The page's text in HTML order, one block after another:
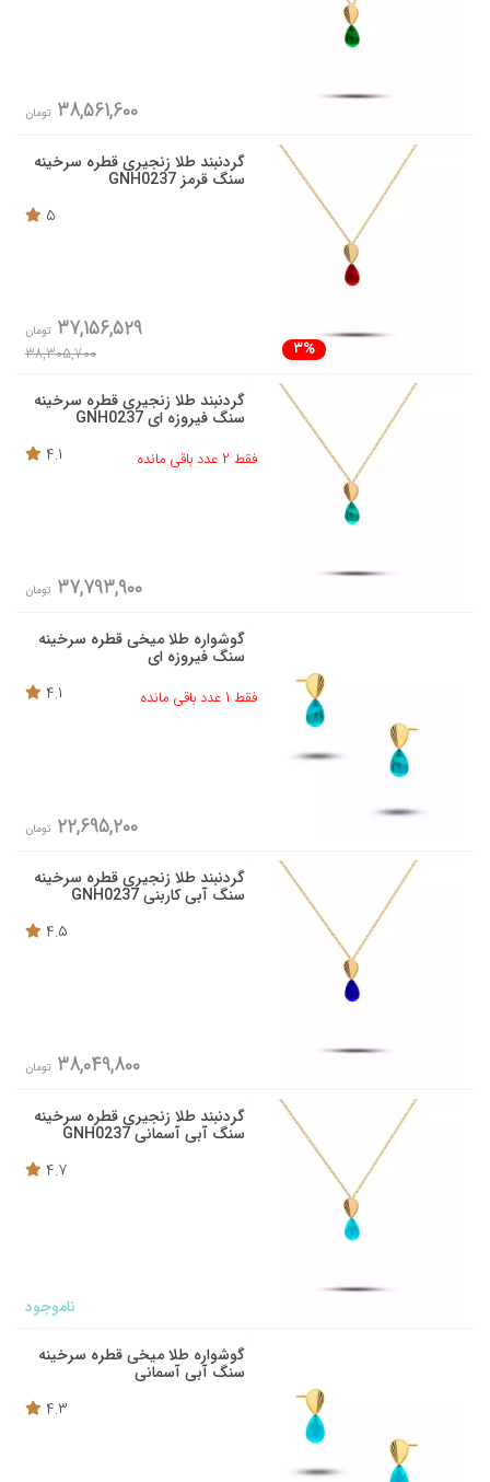
38,561,600 تومان
گردنبند طلا زنجیری قطره سرخینه
سنگ قرمز GNH0237
5
3%
37,156,529 تومان
38,305,700
گردنبند طلا زنجیری قطره سرخینه
سنگ فیروزه ای GNH0237
فقط 2 عدد باقی مانده
4.1
37,793,900 تومان
گوشواره طلا میخی قطره سرخینه
سنگ فیروزه ای
فقط 1 عدد باقی مانده
4.1
22,695,200 تومان
گردنبند طلا زنجیری قطره سرخینه
سنگ آبی کاربنی GNH0237
4.5
38,049,800 تومان
گردنبند طلا زنجیری قطره سرخینه
سنگ آبی آسمانی GNH0237
4.7
ناموجود
گوشواره طلا میخی قطره سرخینه
سنگ آبی آسمانی
4.3